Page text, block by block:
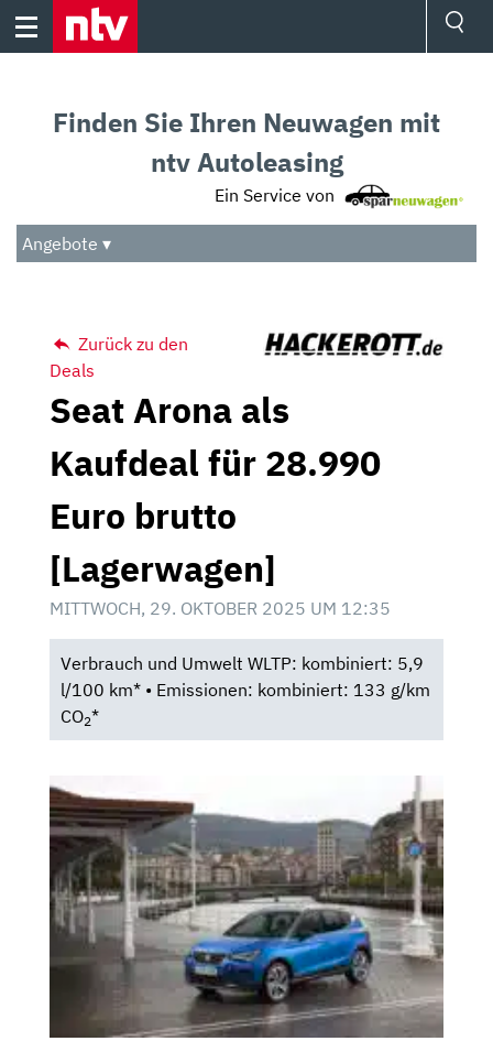
Skip
Audio
Das Beste
Finden Sie Ihren Neuwagen mit
ntv Autoleasing
Ein Service von
Angebote ▾
Zurück zu den
Deals
Seat Arona als
Kaufdeal für 28.990
Euro brutto
[Lagerwagen]
MITTWOCH, 29. OKTOBER 2025 UM 12:35
Verbrauch und Umwelt WLTP: kombiniert: 5,9
l/100 km* • Emissionen: kombiniert: 133 g/km
CO2*